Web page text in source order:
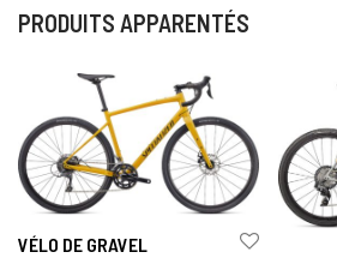
PRODUITS APPARENTÉS
VÉLO DE GRAVEL